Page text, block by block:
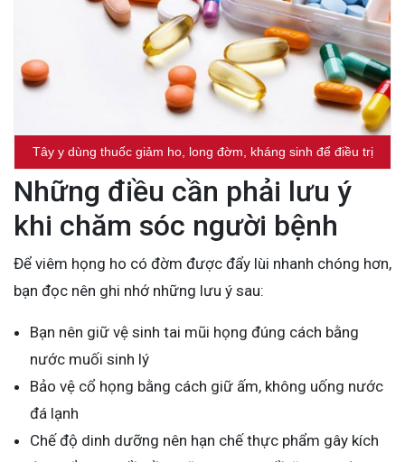
Tây y dùng thuốc giảm ho, long đờm, kháng sinh để điều trị
Những điều cần phải lưu ý
khi chăm sóc người bệnh
Để viêm họng ho có đờm được đẩy lùi nhanh chóng hơn,
bạn đọc nên ghi nhớ những lưu ý sau:
Bạn nên giữ vệ sinh tai mũi họng đúng cách bằng
nước muối sinh lý
Bảo vệ cổ họng bằng cách giữ ấm, không uống nước
đá lạnh
Chế độ dinh dưỡng nên hạn chế thực phẩm gây kích